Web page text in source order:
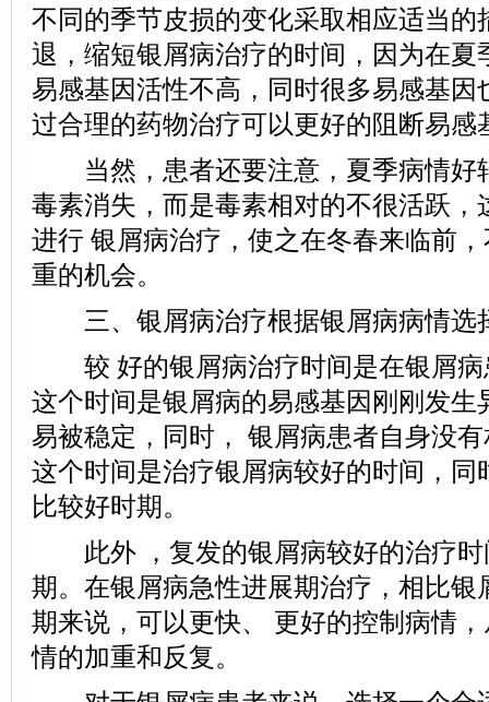
不同的季节皮损的变化采取相应适当的
退，缩短银屑病治疗的时间，因为在夏
易感基因活性不高，同时很多易感基因
过合理的药物治疗可以更好的阻断易感
当然，患者还要注意，夏季病情好
毒素消失，而是毒素相对的不很活跃，
进行 银屑病治疗，使之在冬春来临前
重的机会。
三、银屑病治疗根据银屑病病情选
较 好的银屑病治疗时间是在银屑病
这个时间是银屑病的易感基因刚刚发生
易被稳定，同时， 银屑病患者自身没
这个时间是治疗银屑病较好的时间，同
比较好时期。
此外 ，复发的银屑病较好的治疗时
期。在银屑病急性进展期治疗，相比银
期来说，可以更快、 更好的控制病情
情的加重和反复。